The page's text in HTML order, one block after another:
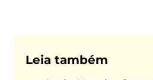
Leia também